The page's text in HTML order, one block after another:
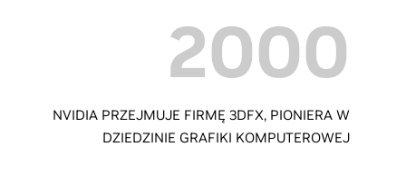
2000
NVIDIA PRZEJMUJE FIRMĘ 3DFX, PIONIERA W
DZIEDZINIE GRAFIKI KOMPUTEROWEJ